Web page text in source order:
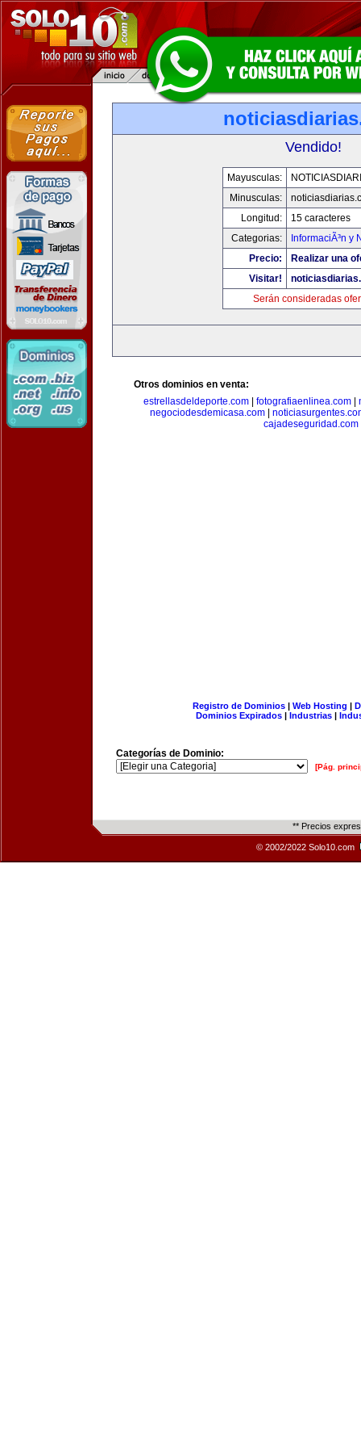
Vendido!
Mayusculas:
Minusculas:
Longitud:
15 caracteres
Categorias:
InformaciÃ³n y
Precio:
Realizar una
Visitar!
Serán consideradas
Otros dominios en venta:
estrellasdeldeporte.com
fotografiaenlinea.com
negociodesdemicasa.com
cajadeseguridad.com
Registro de Dominios| Web Hosting |
Dominios Expirados | Industrias |
Categorías de Dominio:
[Pág.
** Precios
© 2002/2022 Solo10.com